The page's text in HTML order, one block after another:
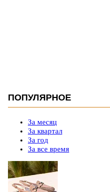
ПОПУЛЯРНОЕ
За месяц
За квартал
За год
За все время